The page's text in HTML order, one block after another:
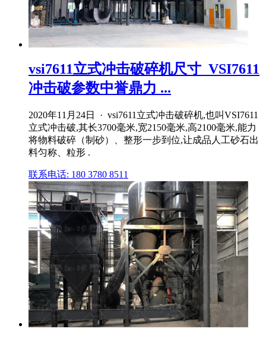
vsi7611立式冲击破碎机尺寸_VSI7611
冲击破参数中誉鼎力 ...
2020年11月24日 · vsi7611立式冲击破碎机,也叫VSI7611
立式冲击破,其长3700毫米,宽2150毫米,高2100毫米,能力
将物料破碎（制砂）、整形一步到位,让成品人工砂石出
料匀称、粒形 .
联系电话: 180 3780 8511